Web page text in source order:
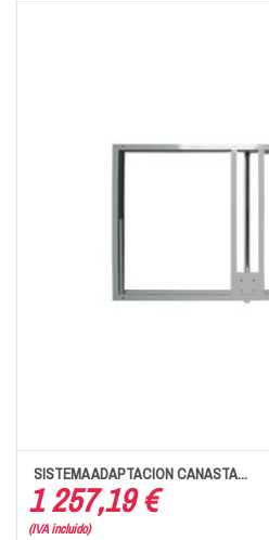
SISTEMA ADAPTACION CANASTA...
1 257,19 €
(IVA incluido)